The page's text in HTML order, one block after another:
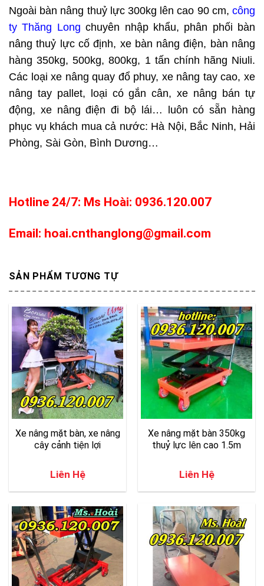
Ngoài bàn nâng thuỷ lực 300kg lên cao 90 cm, công
ty Thăng Long chuyên nhập khẩu, phân phối bàn
nâng thuỷ lực cố định, xe bàn nâng điện, bàn nâng
hàng 350kg, 500kg, 800kg, 1 tấn chính hãng Niuli.
Các loại xe nâng quay đổ phuy, xe nâng tay cao, xe
nâng tay pallet, loại có gắn cân, xe nâng bán tự
động, xe nâng điện đi bộ lái… luôn có sẵn hàng
phục vụ khách mua cả nước: Hà Nội, Bắc Ninh, Hải
Phòng, Sài Gòn, Bình Dương…
Hotline 24/7: Ms Hoài: 0936.120.007
Email: hoai.cnthanglong@gmail.com
SẢN PHẨM TƯƠNG TỰ
Xe nâng mặt bàn, xe nâng
cây cảnh tiện lợi
Liên Hệ
Xe nâng mặt bàn 350kg
thuỷ lực lên cao 1.5m
Liên Hệ